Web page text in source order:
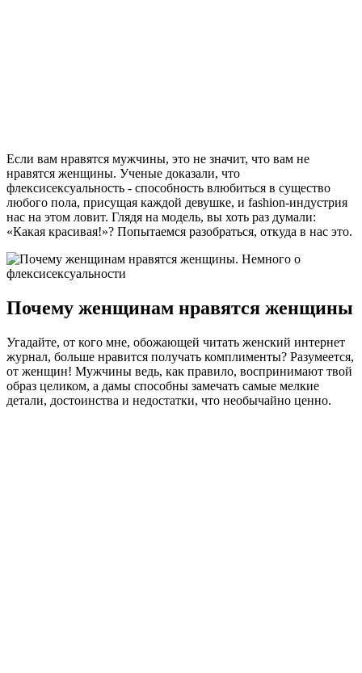
Если вам нравятся мужчины, это не значит, что вам не
нравятся женщины. Ученые доказали, что
флексисексуальность - способность влюбиться в существо
любого пола, присущая каждой девушке, и fashion-индустрия
нас на этом ловит. Глядя на модель, вы хоть раз думали:
«Какая красивая!»? Попытаемся разобраться, откуда в нас это.
Почему женщинам нравятся женщины
Угадайте, от кого мне, обожающей читать женский интернет
журнал, больше нравится получать комплименты? Разумеется,
от женщин! Мужчины ведь, как правило, воспринимают твой
образ целиком, а дамы способны замечать самые мелкие
детали, достоинства и недостатки, что необычайно ценно.